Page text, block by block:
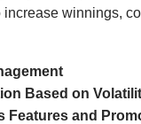
increase winnings,
Based on
Features and